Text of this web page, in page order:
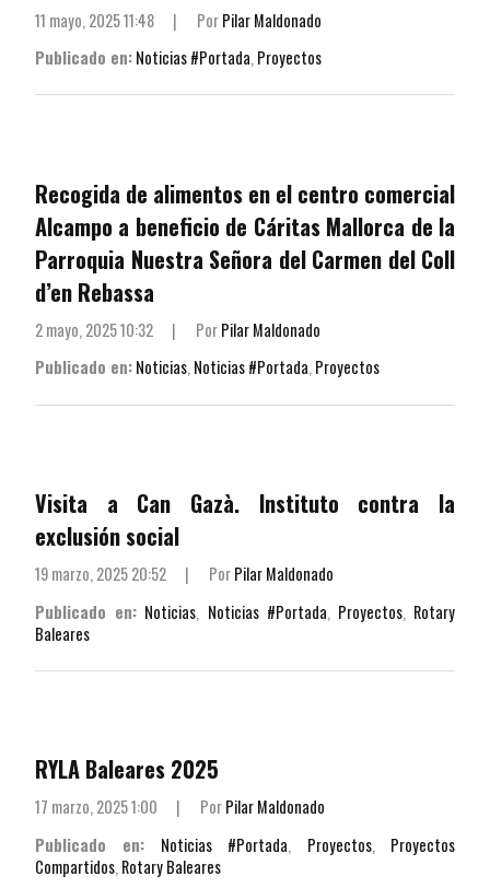
11 mayo, 2025 11:48 | PorPilar Maldonado
Publicado en:Noticias #Portada,Proyectos
Recogida de alimentos en el centro comercial
Alcampo a beneficio de Cáritas Mallorca de la
Parroquia Nuestra Señora del Carmen del Coll
d’en Rebassa
2 mayo, 2025 10:32 | PorPilar Maldonado
Publicado en:Noticias,Noticias #Portada,Proyectos
Visita a Can Gazà. Instituto contra la
exclusión social
19 marzo, 2025 20:52 | PorPilar Maldonado
Publicado en: Noticias, Noticias #Portada, Proyectos, Rotary
Baleares
RYLA Baleares 2025
17 marzo, 2025 1:00 | PorPilar Maldonado
Publicado en:
Noticias #Portada, Proyectos, Proyectos
Compartidos, Rotary Baleares